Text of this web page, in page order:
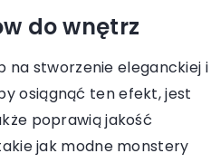
do wnętrz
na stworzenie eleganckiej i
osiągnąć ten efekt, jest
poprawią jakość
jak modne monstery
korzyści płynące z
na podczerwień.
technologia ta pomaga
koszty utrzymania
komfort ciepła w zimie.